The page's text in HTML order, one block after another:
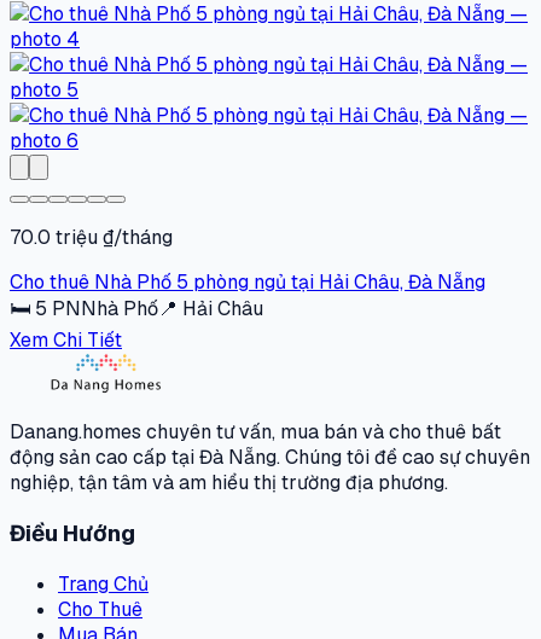
70.0 triệu ₫/tháng
Cho thuê Nhà Phố 5 phòng ngủ tại Hải Châu, Đà Nẵng
🛏 5 PNNhà Phố📍 Hải Châu
Xem Chi Tiết
Danang.homes chuyên tư vấn, mua bán và cho thuê bất
động sản cao cấp tại Đà Nẵng. Chúng tôi đề cao sự chuyên
nghiệp, tận tâm và am hiểu thị trường địa phương.
Điều Hướng
Trang Chủ
Cho Thuê